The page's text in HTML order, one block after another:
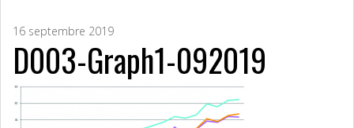
16 septembre 2019
D003-Graph1-092019